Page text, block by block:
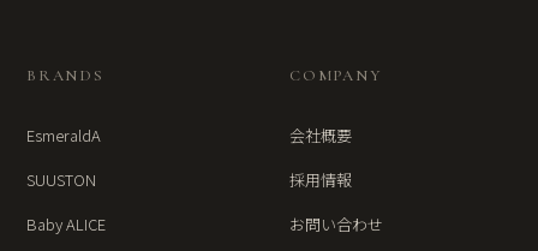
BRANDS
EsmeraldA
SUUSTON
Baby ALICE
COMPANY
会社概要
採用情報
お問い合わせ